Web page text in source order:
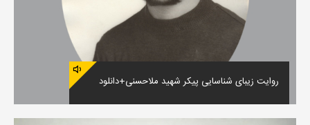
روایت زیبای شناسایی پیکر شهید ملاحسنی+دانلود